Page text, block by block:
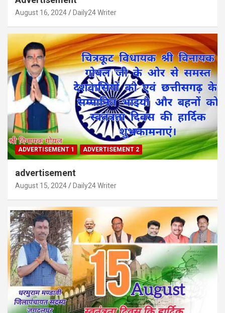
August 16, 2024 Daily24 Writer
ADVERTISEMENT 1 ADVERTISEMENT 2
advertisement
August 15, 2024 Daily24 Writer